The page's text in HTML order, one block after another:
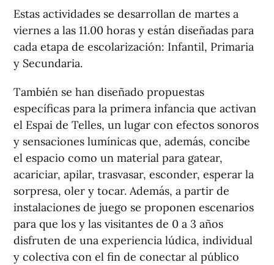
Estas actividades se desarrollan de martes a
viernes a las 11.00 horas y están diseñadas para
cada etapa de escolarización: Infantil, Primaria
y Secundaria.
También se han diseñado propuestas
específicas para la primera infancia que activan
el Espai de Telles, un lugar con efectos sonoros
y sensaciones lumínicas que, además, concibe
el espacio como un material para gatear,
acariciar, apilar, trasvasar, esconder, esperar la
sorpresa, oler y tocar. Además, a partir de
instalaciones de juego se proponen escenarios
para que los y las visitantes de 0 a 3 años
disfruten de una experiencia lúdica, individual
y colectiva con el fin de conectar al público